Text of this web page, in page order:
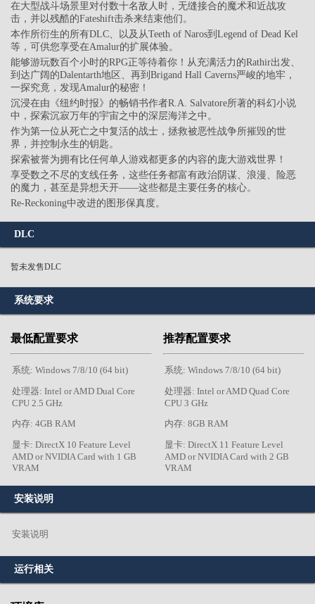
在大型战斗场景里对付数十名敌人时，无缝接合的魔术和近战攻
击，并以残酷的Fateshift击杀来结束他们。
本作所衍生的所有DLC、以及从Teeth of Naros到Legend of Dead Kel
等，可供您享受在Amalur的扩展体验。
能够游玩数百个小时的RPG正等待着你！从充满活力的Rathir出发、
到达广阔的Dalentarth地区、再到Brigand Hall Caverns严峻的地牢，
一探究竟，发现Amalur的秘密！
沉浸在由《纽约时报》的畅销书作者R.A. Salvatore所著的科幻小说
中，探索沉寂万年的宇宙之中的深层海洋之中。
作为第一位从死亡之中复活的战士，拯救被恶性战争所摧毁的世
界，并控制永生的钥匙。
探索被誉为拥有比任何单人游戏都更多的内容的庞大游戏世界！
享受数之不尽的支线任务，这些任务都富有政治阴谋、浪漫、险恶
的魔力，甚至是异想天开——这些都是主要任务的核心。
Re-Reckoning中改进的图形保真度。
DLC
暂未发售DLC
系统要求
最低配置要求
系统: Windows 7/8/10 (64 bit)
处理器: Intel or AMD Dual Core
CPU 2.5 GHz
内存: 4GB RAM
显卡: DirectX 10 Feature Level
AMD or NVIDIA Card with 1 GB
VRAM
推荐配置要求
系统: Windows 7/8/10 (64 bit)
处理器: Intel or AMD Quad Core
CPU 3 GHz
内存: 8GB RAM
显卡: DirectX 11 Feature Level
AMD or NVIDIA Card with 2 GB
VRAM
安装说明
安装说明
运行相关